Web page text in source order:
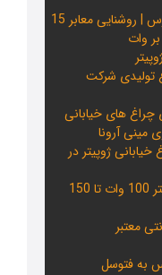
چراغ خیابانی مینی آرونا مهر پارس | روشنایی معابر 15
تولیدی شرکت
چراغ های خیابانی
مینی آرونا
ژوپیتر در
جزئیات منتاژ چراغ خیابانی ژوپیتر 100 وات تا 150
به فتوسل